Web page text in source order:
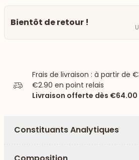
Bientôt de retour !
Frais de livraison : à partir de
€2.90 en point relais
Livraison offerte dès €64.00
Constituants Analytiques